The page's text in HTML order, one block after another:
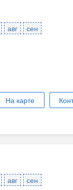
авг
сен
На карте
авг
сен